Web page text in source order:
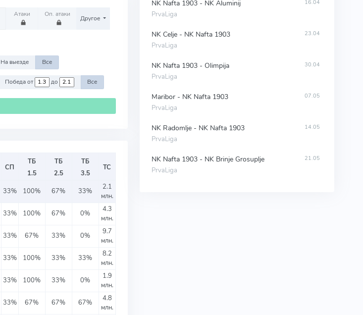
Атаки Оп. атаки
Другое
На выезде Все
Победа от до Все
СП
ТБ
1.5
ТБ
2.5
ТБ
3.5
ТС
33% 100% 67% 33%
2.1
млн.
33% 100% 67% 0%
4.3
млн.
33% 67% 33% 0%
9.7
млн.
33% 100% 33% 33%
8.2
млн.
33% 100% 33% 0%
1.9
млн.
33% 67% 67% 67%
4.8
млн.
NK Nafta 1903 - NK Aluminij
PrvaLiga
16.04
NK Celje - NK Nafta 1903
PrvaLiga
23.04
NK Nafta 1903 - Olimpija
PrvaLiga
30.04
Maribor - NK Nafta 1903
PrvaLiga
07.05
NK Radomlje - NK Nafta 1903
PrvaLiga
14.05
NK Nafta 1903 - NK Brinje Grosuplje
PrvaLiga
21.05